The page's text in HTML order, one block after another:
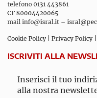
telefono 0131 443861
CF 80004420065
mail info@isral.it –
Cookie Policy Privacy Policy
ISCRIVITI ALLA
Inserisci il tuo
alla nostra